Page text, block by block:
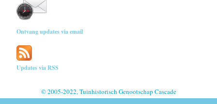
Ontvang updates via email
Updates via RSS
© 2005-2022, Tuinhistorisch Genootschap Cascade